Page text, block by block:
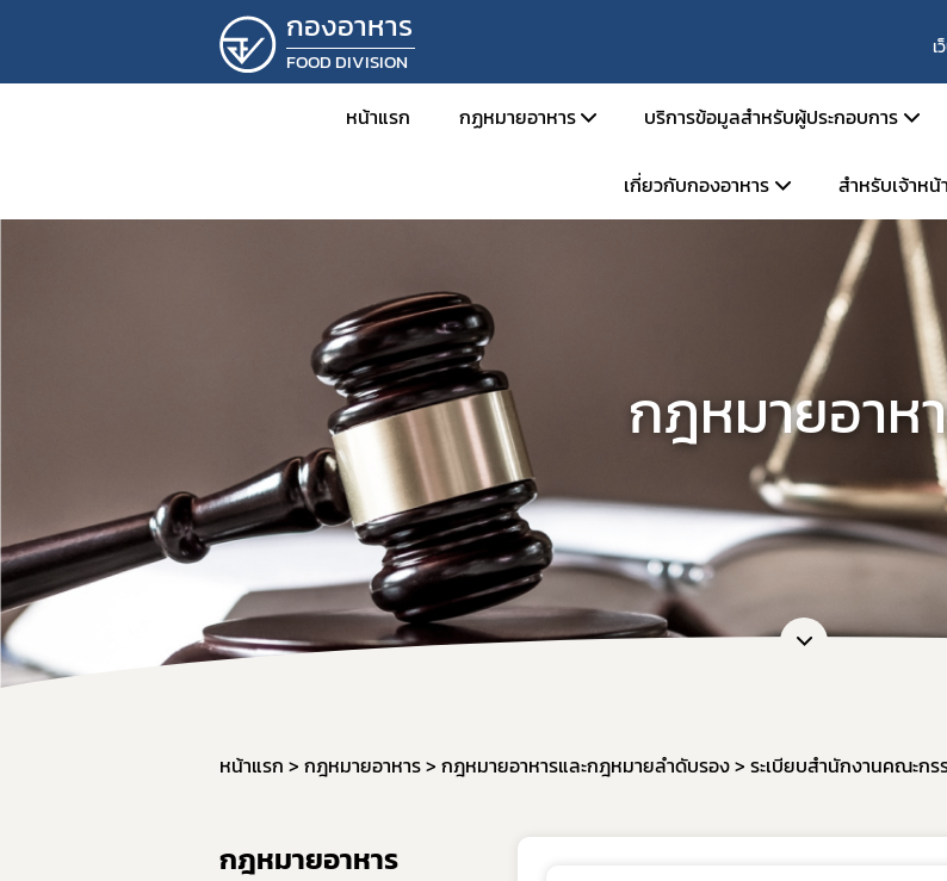
กองอาหาร
FOOD DIVISION
เ
หน้าแรก กฏหมายอาหาร
ข่าวสารด้านกฎหมายอาหาร
ประกาศสำนักงานคณะกรรมการอาหารและยา
ระเบียบสำนักงานคณะกรรมการอาหารและยา
คำสั่งสำนักงานคณะกรรมการอาหารและยา
คำสั่งคณะกรรมการอาหาร
ผลิตภัณฑ์อาหาร
วัตถุเจือปนอาหาร
การใช้จุลินทรีย์โพรไบโอติกในอาหาร
มาตรฐานอาหารด้านจุลินทรีย์ที่ทำให้เกิดโรค
มาตรฐานอาหารที่มีสารปนเปื้อน
บริการข้อมูลสำหรับผู้ประกอบการ
คู่มือสำหรับประชาชน
การยื่นขออนุญาตด้านอาหาร
การขออนุญาต อย. สำหรับผลิตภัณฑ์
หลักเกณฑ์ / ข้อกำหนด
ระบบ e-Submission
ระบบเลขเสมือน (FM,FG)
ระบบให้คำปรึกษาออนไลน์ (e-
โปรแกรมสำหรับผู้ประกอบการ
หน่วยตรวจหรือหน่วยรับรองสถานที่
หน่วยตรวจวิเคราะห์อาหาร/ ภาชนะ
หน่วยฝึกอบรมที่ขึ้นบัญชีกับ อย.
ข้อมูลการขออนุญาตผู้ประกอบการเ
เกี่ยวกับกองอาหาร
การดำเนินงานองค์กรคุณธรรมต้นแบ
สำหรับเจ้าหน้
ระบบ e-
จองห้องป
แบบฟอร์
กฎหมายอาห
หน้าแรก กฎหมายอาหาร กฎหมายอาหารและกฎหมายลำดับรอง ระเบียบสำนักงานคณะกร
กฎหมายอาหาร